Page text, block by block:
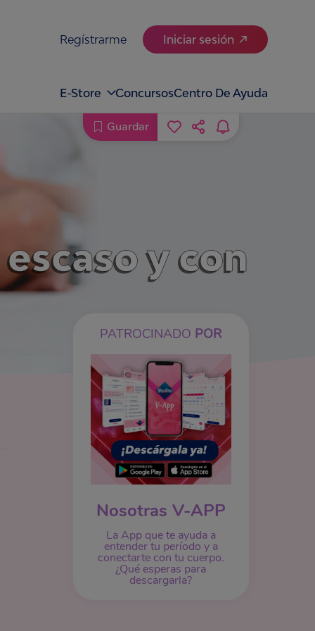
Regístrarme Iniciar sesión
E-Store ConcursosCentro De Ayuda
y con
PATROCINADO POR
Nosotras V-APP
La App que te ayuda a
entender tu período y a
conectarte con tu cuerpo.
¿Qué esperas para
descargarla?
Guardar